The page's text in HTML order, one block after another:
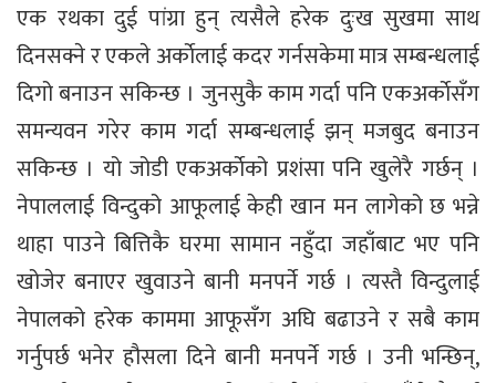
एक रथका दुई पांग्रा हुन् त्यसैले हरेक दुःख सुखमा साथ
दिनसक्ने र एकले अर्काेलाई कदर गर्नसकेमा मात्र सम्बन्धलाई
दिगो बनाउन सकिन्छ । जुनसुकै काम गर्दा पनि एकअर्काेसँग
समन्यवन गरेर काम गर्दा सम्बन्धलाई झन् मजबुद बनाउन
सकिन्छ । यो जोडी एकअर्काेको प्रशंसा पनि खुलेरै गर्छन् ।
नेपाललाई विन्दुको आफूलाई केही खान मन लागेको छ भन्ने
थाहा पाउने बित्तिकै घरमा सामान नहुँदा जहाँबाट भए पनि
खोजेर बनाएर खुवाउने बानी मनपर्ने गर्छ । त्यस्तै विन्दुलाई
नेपालको हरेक काममा आफूसँग अघि बढाउने र सबै काम
गर्नुपर्छ भनेर हौसला दिने बानी मनपर्ने गर्छ । उनी भन्छिन्,